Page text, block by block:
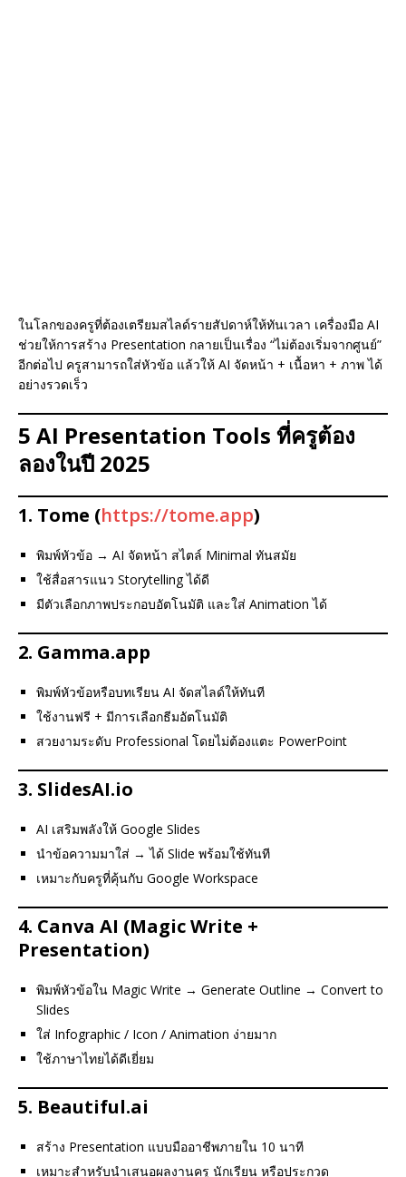
ในโลกของครูที่ต้องเตรียมสไลด์รายสัปดาห์ให้ทันเวลา เครื่องมือ AI
ช่วยให้การสร้าง Presentation กลายเป็นเรื่อง “ไม่ต้องเริ่มจากศูนย์”
อีกต่อไป ครูสามารถใส่หัวข้อ แล้วให้ AI จัดหน้า + เนื้อหา + ภาพ ได้
อย่างรวดเร็ว
5 AI Presentation Tools ที่ครูต้อง
ลองในปี 2025
1. Tome (https://tome.app)
พิมพ์หัวข้อ → AI จัดหน้า สไตล์ Minimal ทันสมัย
ใช้สื่อสารแนว Storytelling ได้ดี
มีตัวเลือกภาพประกอบอัตโนมัติ และใส่ Animation ได้
2. Gamma.app
พิมพ์หัวข้อหรือบทเรียน AI จัดสไลด์ให้ทันที
ใช้งานฟรี + มีการเลือกธีมอัตโนมัติ
สวยงามระดับ Professional โดยไม่ต้องแตะ PowerPoint
3. SlidesAI.io
AI เสริมพลังให้ Google Slides
นำข้อความมาใส่ → ได้ Slide พร้อมใช้ทันที
เหมาะกับครูที่คุ้นกับ Google Workspace
4. Canva AI (Magic Write +
Presentation)
พิมพ์หัวข้อใน Magic Write → Generate Outline → Convert to
Slides
ใส่ Infographic / Icon / Animation ง่ายมาก
ใช้ภาษาไทยได้ดีเยี่ยม
5. Beautiful.ai
สร้าง Presentation แบบมืออาชีพภายใน 10 นาที
เหมาะสำหรับนำเสนอผลงานครู นักเรียน หรือประกวด